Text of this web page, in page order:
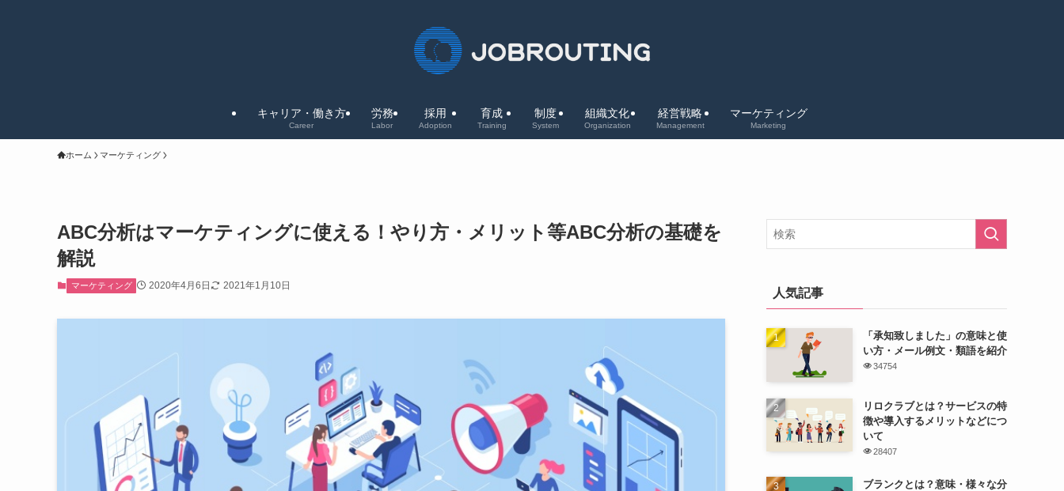
キャリア・働き方
Career
労務
Labor
採用
Adoption
育成
Training
制度
System
組織文化
Organization
経営戦略
Management
マーケティング
Marketing
ホーム マーケティング
ABC分析はマーケティングに使える！やり方・メリット等ABC分析の基礎を
解説
マーケティング 2020年4月6日 2021年1月10日
人気記事
「承知致しました」の意味と使
い方・メール例文・類語を紹介
34754
リロクラブとは？サービスの特
徴や導入するメリットなどにつ
いて
28407
ブランクとは？意味・様々な分